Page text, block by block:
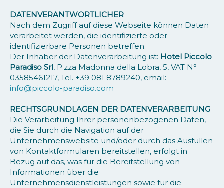
DATENVERANTWORTLICHER
Nach dem Zugriff auf diese Webseite können Daten
verarbeitet werden, die identifizierte oder
identifizierbare Personen betreffen.
Der Inhaber der Datenverarbeitung ist: Hotel Piccolo
Paradiso Srl, P.zza Madonna della Lobra, 5, VAT N°
03585461217, Tel. +39 081 8789240, email:
info@piccolo-paradiso.com
RECHTSGRUNDLAGEN DER DATENVERARBEITUNG
Die Verarbeitung Ihrer personenbezogenen Daten,
die Sie durch die Navigation auf der
Unternehmenswebsite und/oder durch das Ausfüllen
von Kontaktformularen bereitstellen, erfolgt in
Bezug auf das, was für die Bereitstellung von
Informationen über die
Unternehmensdienstleistungen sowie für die